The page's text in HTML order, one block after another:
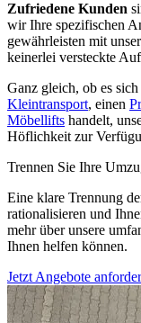
Zufriedene Kunden
wir Ihre spezifischen
gewährleisten mit
keinerlei versteckte
Ganz gleich, ob es
Kleintransport, einen
Möbellifts handelt,
Höflichkeit zur
Trennen Sie Ihre
Eine klare Trennung
rationalisieren und
mehr über unsere
Ihnen helfen können.
Jetzt Angebote